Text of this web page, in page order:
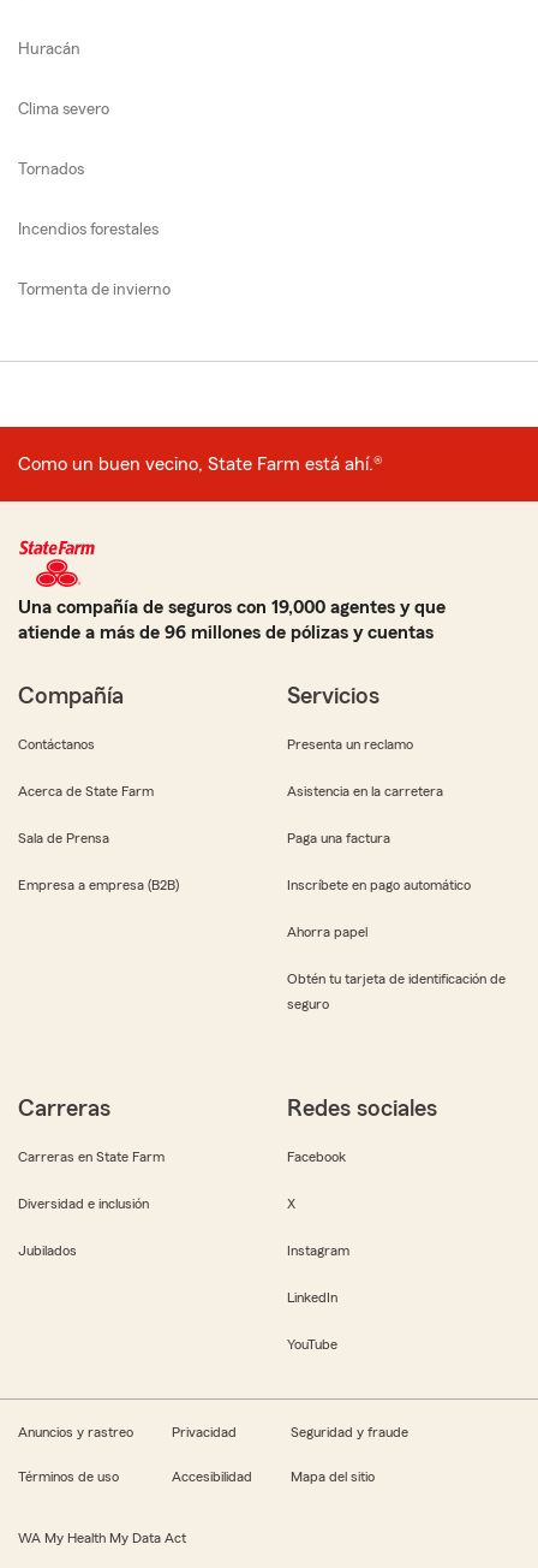
Huracán
Clima severo
Tornados
Incendios forestales
Tormenta de invierno
Como un buen vecino, State Farm está ahí.®
Una compañía de seguros con 19,000 agentes y que
atiende a más de 96 millones de pólizas y cuentas
Compañía
Contáctanos
Acerca de State Farm
Sala de Prensa
Empresa a empresa (B2B)
Servicios
Presenta un reclamo
Asistencia en la carretera
Paga una factura
Inscríbete en pago automático
Ahorra papel
Obtén tu tarjeta de identificación de
seguro
Carreras
Carreras en State Farm
Diversidad e inclusión
Jubilados
Redes sociales
Facebook
X
Instagram
LinkedIn
YouTube
Anuncios y rastreo Privacidad Seguridad y fraude
Términos de uso Accesibilidad Mapa del sitio
WA My Health My Data Act